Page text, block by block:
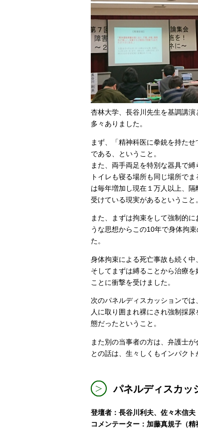
杏林大学、長谷川先生を基調講
多々ありました。
まず、「精神科医に拳銃を持た
である、ということ。
また、両手両足を特別な器具で
トイレも寝る場所も同じ場所で
は毎年増加し現在１万人以上、
受けている現実があるということ
また、まずは拘束をして強制的
うな思想からこの10年で身体拘
た。
身体拘束による死亡事故も続く中
そしてまずは縛ることから治療
ことに衝撃を受けました。
次のパネルディスカッションで
人に取り囲まれ裸にされ強制採
態だったということ。
また別の当事者の方は、弁護士
との話は、生々しくもインパクト
パネルディスカッ
登壇者：長谷川利夫、佐々木信
コメンテーター：加藤真規子（